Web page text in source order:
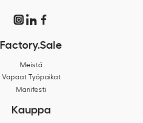
Factory.Sale
Meistä
Vapaat Työpaikat
Manifesti
Kauppa